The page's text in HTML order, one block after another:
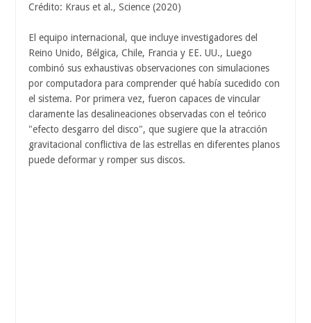
Crédito: Kraus et al., Science (2020)
El equipo internacional, que incluye investigadores del
Reino Unido, Bélgica, Chile, Francia y EE. UU., Luego
combinó sus exhaustivas observaciones con simulaciones
por computadora para comprender qué había sucedido con
el sistema. Por primera vez, fueron capaces de vincular
claramente las desalineaciones observadas con el teórico
"efecto desgarro del disco", que sugiere que la atracción
gravitacional conflictiva de las estrellas en diferentes planos
puede deformar y romper sus discos.